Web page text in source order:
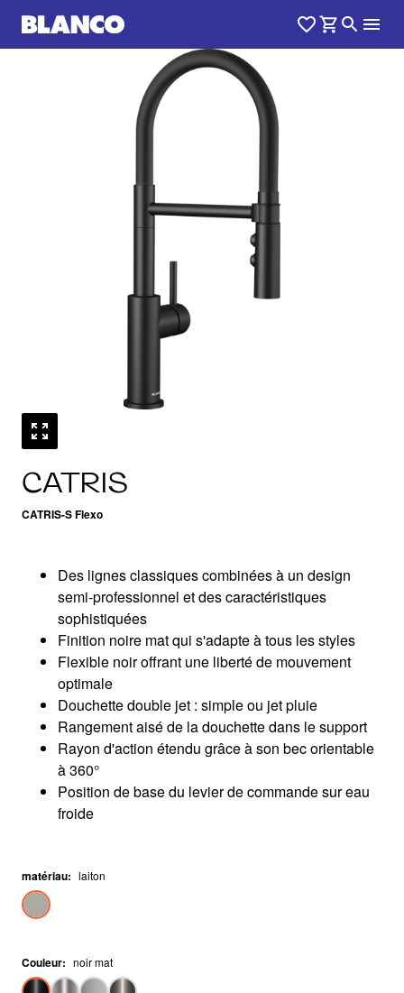
CATRIS
CATRIS-S Flexo
Des lignes classiques combinées à un design
semi-professionnel et des caractéristiques
sophistiquées
Finition noire mat qui s'adapte à tous les styles
Flexible noir offrant une liberté de mouvement
optimale
Douchette double jet : simple ou jet pluie
Rangement aisé de la douchette dans le support
Rayon d'action étendu grâce à son bec orientable
à 360°
Position de base du levier de commande sur eau
froide
matériau: laiton
Couleur: noir mat